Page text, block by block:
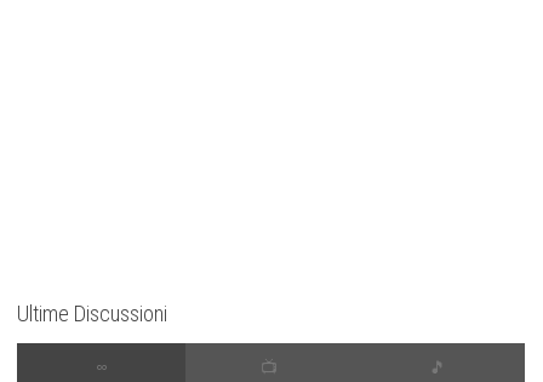
Ultime Discussioni
∞ 📺 🎵